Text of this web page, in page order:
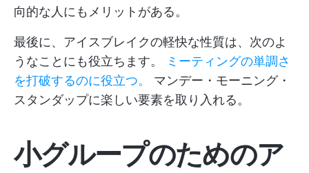
向的な人にもメリットがある。
最後に、アイスブレイクの軽快な性質は、次のよ
うなことにも役立ちます。
ミーティングの単調さ
を打破するのに役立つ。
マンデー・モーニング・
スタンダップに楽しい要素を取り入れる。
小グループのためのア